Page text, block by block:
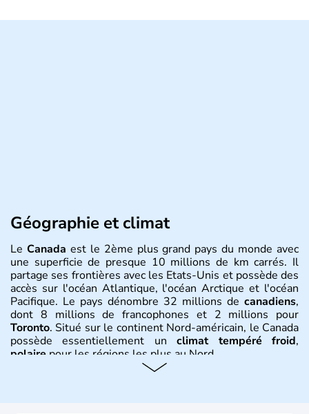
Géographie et climat
Le Canada est le 2ème plus grand pays du monde avec
une superficie de presque 10 millions de km carrés. Il
partage ses frontières avec les Etats-Unis et possède des
accès sur l'océan Atlantique, l'océan Arctique et l'océan
Pacifique. Le pays dénombre 32 millions de canadiens,
dont 8 millions de francophones et 2 millions pour
Toronto. Situé sur le continent Nord-américain, le Canada
possède essentiellement unclimat tempéré froid,
polaire pour les régions les plus au Nord.